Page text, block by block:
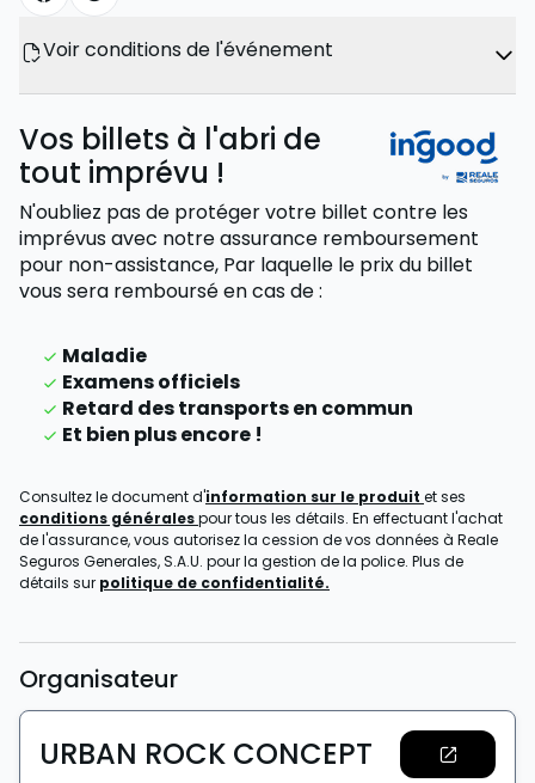
Voir conditions de l'événement
Vos billets à l'abri de
tout imprévu !
N'oubliez pas de protéger votre billet contre les
imprévus avec notre assurance remboursement
pour non-assistance, Par laquelle le prix du billet
vous sera rembourséen cas de:
Maladie
Examens officiels
Retard des transports en commun
Et bien plus encore !
Consultez le document d'information sur le produit et ses
conditions généralespour tous les détails. En effectuant l'achat
de l'assurance, vous autorisez la cession de vos données à Reale
Seguros Generales, S.A.U. pour la gestion de la police. Plus de
détails sur politique de confidentialité.
Organisateur
URBAN ROCK CONCEPT